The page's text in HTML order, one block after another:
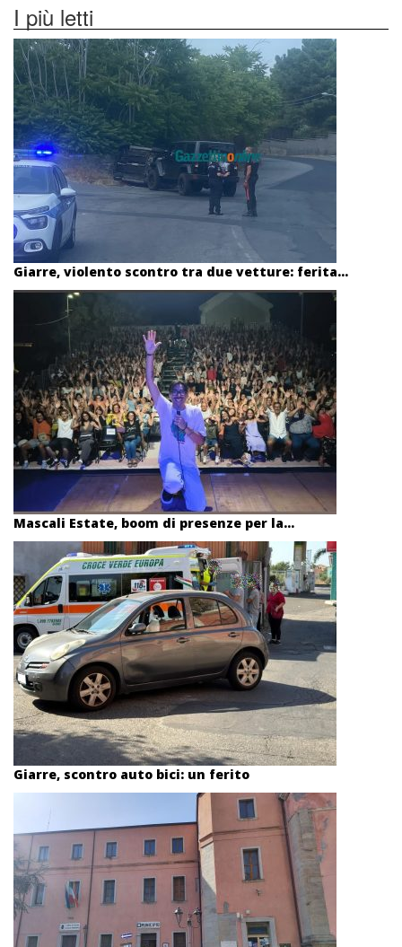
I più letti
Giarre, violento scontro tra due vetture: ferita...
Mascali Estate, boom di presenze per la...
Giarre, scontro auto bici: un ferito